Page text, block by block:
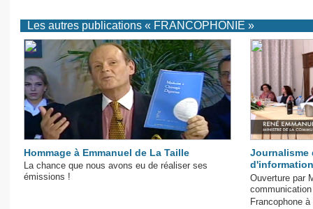
Les autres publications « FRANCOPHONIE »
Hommage à Emmanuel de La Taille
La chance que nous avons eu de réaliser ses
émissions !
Journalisme
Ouverture par
Francophone